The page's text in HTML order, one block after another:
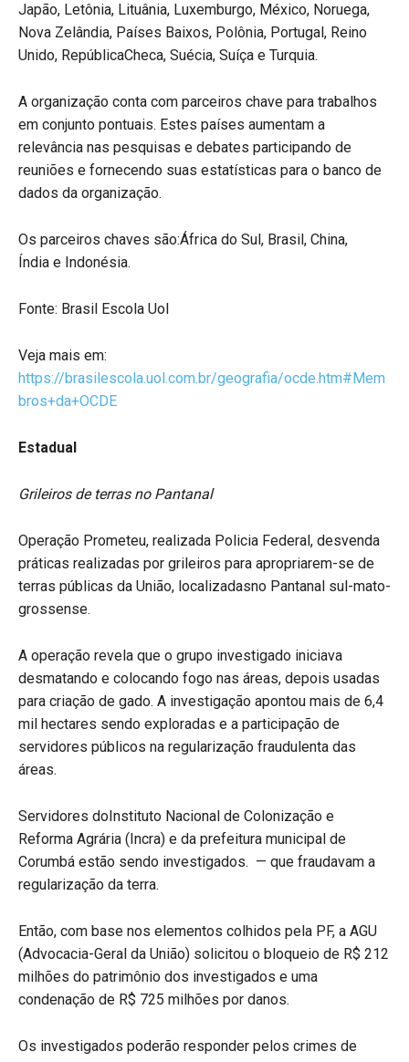
Japão, Letônia, Lituânia, Luxemburgo, México, Noruega,
Nova Zelândia, Países Baixos, Polônia, Portugal, Reino
Unido, RepúblicaCheca, Suécia, Suíça e Turquia.
A organização conta com parceiros chave para trabalhos
em conjunto pontuais. Estes países aumentam a
relevância nas pesquisas e debates participando de
reuniões e fornecendo suas estatísticas para o banco de
dados da organização.
Os parceiros chaves são:África do Sul, Brasil, China,
Índia e Indonésia.
Fonte: Brasil Escola Uol
Veja mais em:
https://brasilescola.uol.com.br/geografia/ocde.htm#Mem
bros+da+OCDE
Estadual
Grileiros de terras no Pantanal
Operação Prometeu, realizada Policia Federal, desvenda
práticas realizadas por grileiros para apropriarem-se de
terras públicas da União, localizadasno Pantanal sul-mato-
grossense.
A operação revela que o grupo investigado iniciava
desmatando e colocando fogo nas áreas, depois usadas
para criação de gado. A investigação apontou mais de 6,4
mil hectares sendo exploradas e a participação de
servidores públicos na regularização fraudulenta das
áreas.
Servidores doInstituto Nacional de Colonização e
Reforma Agrária (Incra) e da prefeitura municipal de
Corumbá estão sendo investigados. — que fraudavam a
regularização da terra.
Então, com base nos elementos colhidos pela PF, a AGU
(Advocacia-Geral da União) solicitou o bloqueio de R$ 212
milhões do patrimônio dos investigados e uma
condenação de R$ 725 milhões por danos.
Os investigados poderão responder pelos crimes de